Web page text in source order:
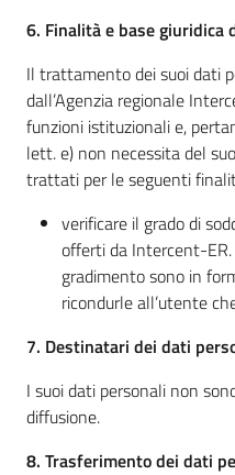
6. Finalità e base giuridica
Il trattamento dei suoi dati
dall’Agenzia regionale
funzioni istituzionali e,
lett. e) non necessita del
trattati per le seguenti
verificare il grado di
offerti da Intercent-ER.
gradimento sono in
ricondurle all’utente
7. Destinatari dei dati
I suoi dati personali non
diffusione.
8. Trasferimento dei dati